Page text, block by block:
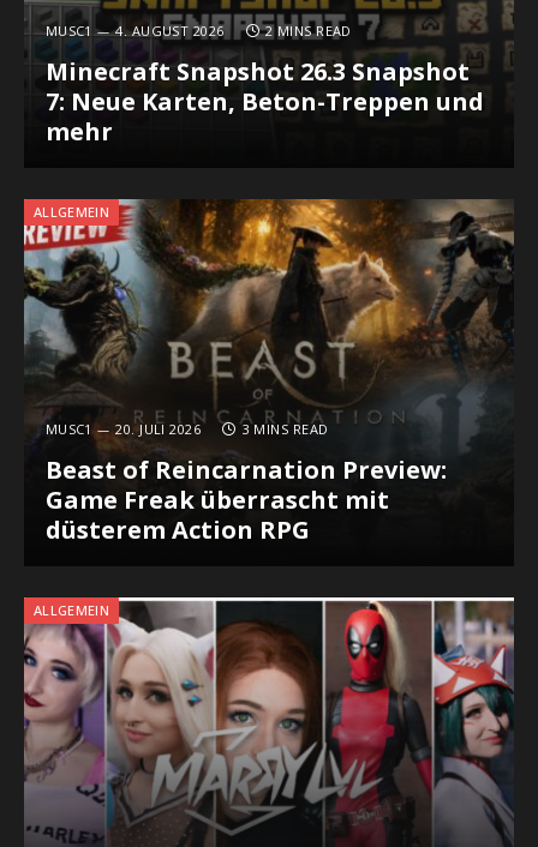
MUSC1 4. AUGUST 2026 2 MINS READ
Minecraft Snapshot 26.3 Snapshot
7: Neue Karten, Beton-Treppen und
mehr
ALLGEMEIN
MUSC1 20. JULI 2026 3 MINS READ
Beast of Reincarnation Preview:
Game Freak überrascht mit
düsterem Action RPG
ALLGEMEIN